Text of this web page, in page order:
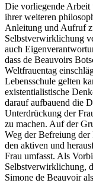
Die vorliegende
ihrer weiteren
Anleitung und Aufruf
Selbstverwirklichung
auch
dass de Beauvoirs
Weltfrauentag
Lebensschule gelten
existentialistische
darauf aufbauend die
Unterdrückung der
zu machen. Auf der
Weg der Befreiung
den aktiven und
Frau umfasst. Als
Selbstverwirklichung,
Simone de Beauvoir